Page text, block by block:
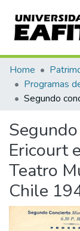
Communities &
All of DSpace
Home
Ericourt
Teatro
Chile